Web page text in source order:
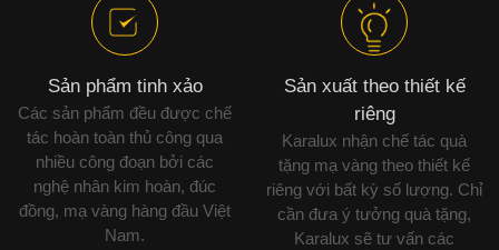
Sản phẩm tinh xảo
Các sản phẩm đều được chế
tác hoàn toàn thủ công qua
nhiều công đoạn bởi các
nghệ nhân kim hoàn, đúc
đồng, mạ vàng hàng đầu Việt
Nam.
Sản xuất theo thiết kế
riêng
Karalux nhận chế tác quà
tặng mạ vàng theo thiết kế
riêng với bất kỳ số lượng. Chỉ
cần đưa ý tưởng quà tặng,
Karalux sẽ tư vấn các